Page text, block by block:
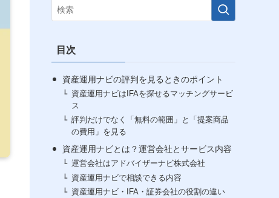
目次
資産運用ナビの評判を見るときのポイント
資産運用ナビはIFAを探せるマッチングサービ
ス
評判だけでなく「無料の範囲」と「提案商品
の費用」を見る
資産運用ナビとは？運営会社とサービス内容
運営会社はアドバイザーナビ株式会社
資産運用ナビで相談できる内容
資産運用ナビ・IFA・証券会社の役割の違い